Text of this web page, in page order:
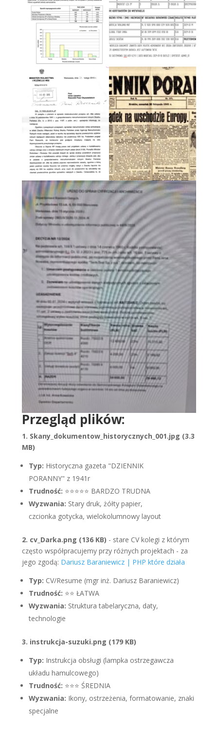
Przegląd plików:
1. Skany_dokumentow_historycznych_001.jpg (3.3
MB)
Typ: Historyczna gazeta "DZIENNIK
PORANNY" z 1941r
Trudność: ⭐⭐⭐⭐⭐ BARDZO TRUDNA
Wyzwania: Stary druk, żółty papier,
czcionka gotycka, wielokolumnowy layout
2. cv_Darka.png (136 KB) - stare CV kolegi z którym
często współpracujemy przy różnych projektach - za
jego zgodą: Dariusz Baraniewicz | PHP które działa
Typ: CV/Resume (mgr inż. Dariusz Baraniewicz)
Trudność: ⭐⭐ ŁATWA
Wyzwania: Struktura tabelaryczna, daty,
technologie
3. instrukcja-suzuki.png (179 KB)
Typ: Instrukcja obsługi (lampka ostrzegawcza
układu hamulcowego)
Trudność: ⭐⭐⭐ ŚREDNIA
Wyzwania: Ikony, ostrzeżenia, formatowanie, znaki
specjalne